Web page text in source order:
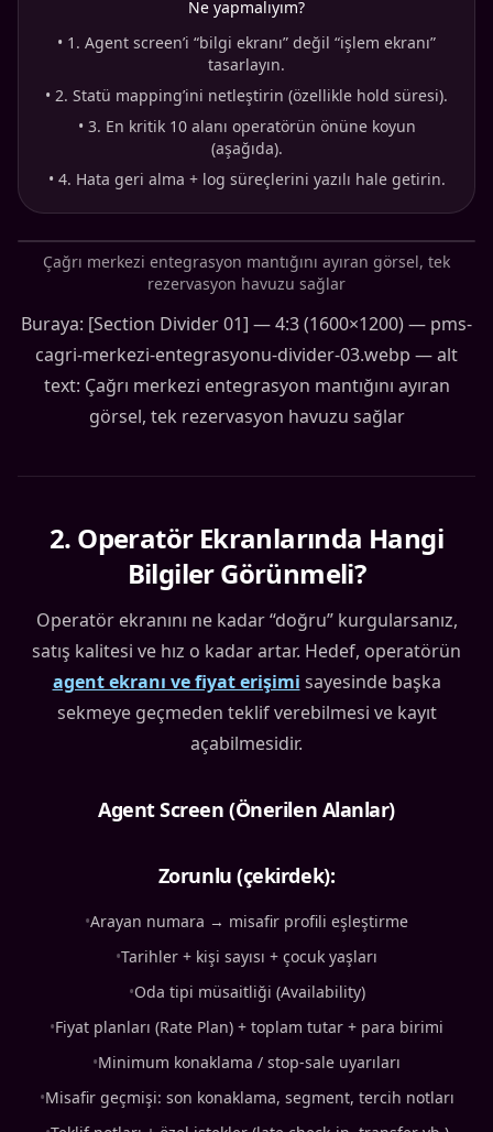
Ne yapmalıyım?
• 1. Agent screen’i “bilgi ekranı” değil “işlem ekranı”
tasarlayın.
• 2. Statü mapping’ini netleştirin (özellikle hold süresi).
• 3. En kritik 10 alanı operatörün önüne koyun
(aşağıda).
• 4. Hata geri alma + log süreçlerini yazılı hale getirin.
Çağrı merkezi entegrasyon mantığını ayıran görsel, tek
rezervasyon havuzu sağlar
Buraya: [Section Divider 01] — 4:3 (1600×1200) — pms-
cagri-merkezi-entegrasyonu-divider-03.webp — alt
text: Çağrı merkezi entegrasyon mantığını ayıran
görsel, tek rezervasyon havuzu sağlar
2. Operatör Ekranlarında Hangi
Bilgiler Görünmeli?
Operatör ekranını ne kadar “doğru” kurgularsanız,
satış kalitesi ve hız o kadar artar. Hedef, operatörün
agent ekranı ve fiyat erişimi sayesinde başka
sekmeye geçmeden teklif verebilmesi ve kayıt
açabilmesidir.
Agent Screen (Önerilen Alanlar)
Zorunlu (çekirdek):
•Arayan numara → misafir profili eşleştirme
•Tarihler + kişi sayısı + çocuk yaşları
•Oda tipi müsaitliği (Availability)
•Fiyat planları (Rate Plan) + toplam tutar + para birimi
•Minimum konaklama / stop-sale uyarıları
•Misafir geçmişi: son konaklama, segment, tercih notları